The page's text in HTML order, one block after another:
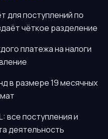
для поступлений по
чёткое разделение
платежа на налоги
в размере 19 месячных
все поступления и
деятельность